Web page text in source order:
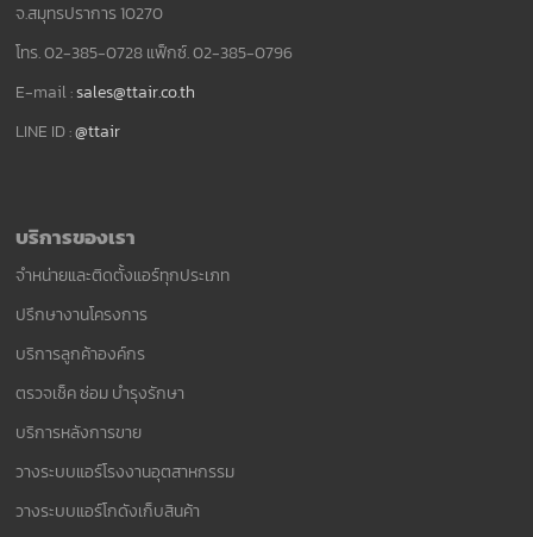
จ.สมุทรปราการ 10270
โทร. 02-385-0728 แฟ็กซ์. 02-385-0796
E-mail :sales@ttair.co.th
LINE ID :@ttair
บริการของเรา
จำหน่ายและติดตั้งแอร์ทุกประเภท
ปรึกษางานโครงการ
บริการลูกค้าองค์กร
ตรวจเช็ค ซ่อม บำรุงรักษา
บริการหลังการขาย
วางระบบแอร์โรงงานอุตสาหกรรม
วางระบบแอร์โกดังเก็บสินค้า